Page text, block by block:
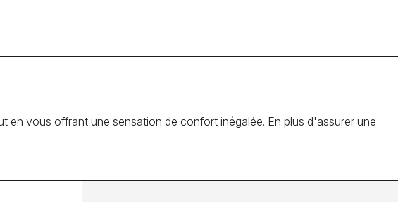
vous offrant une sensation de confort inégalée. En plus d'assurer une